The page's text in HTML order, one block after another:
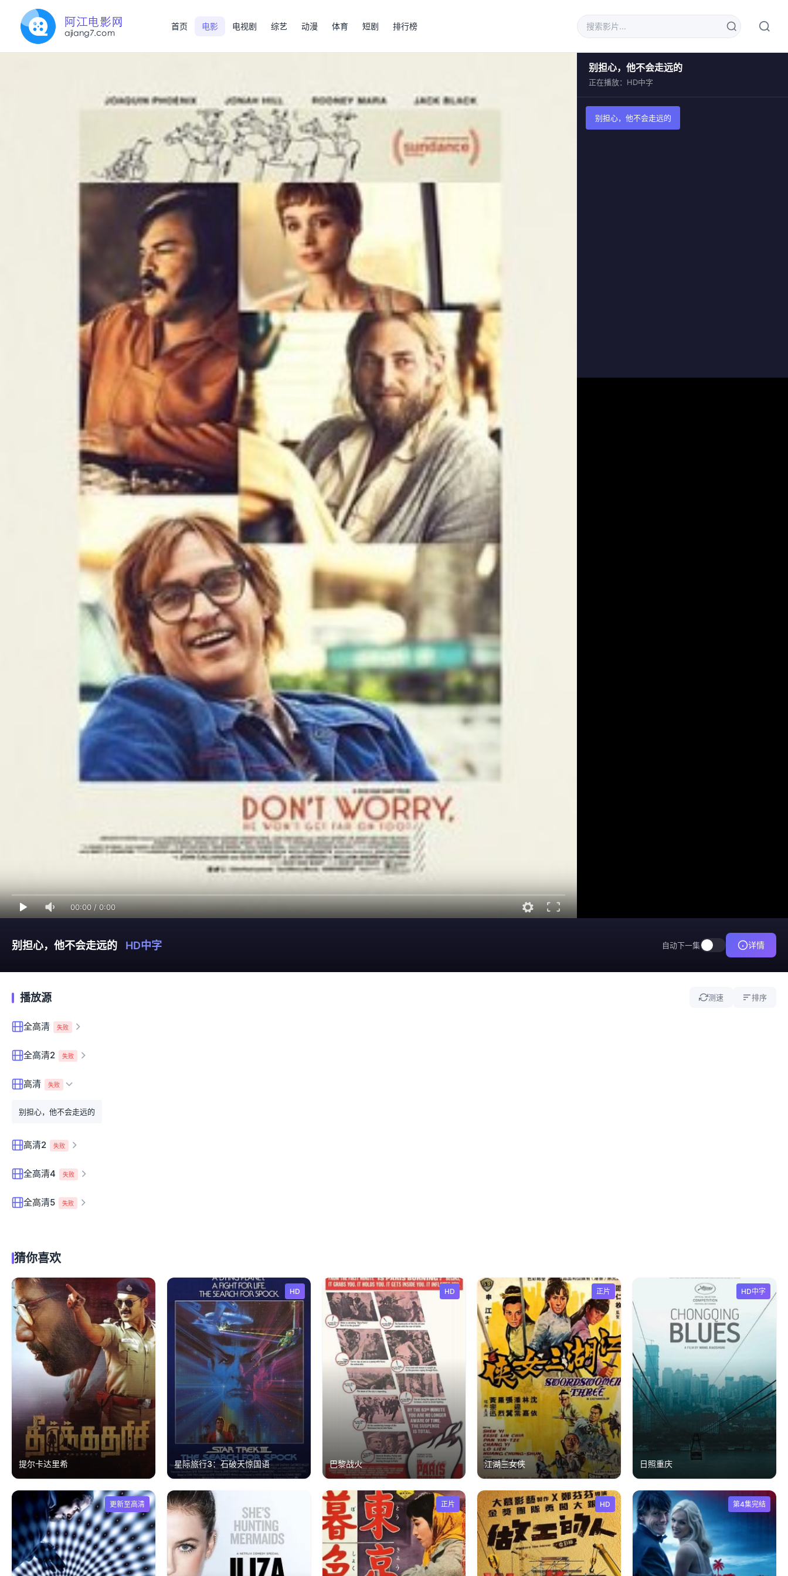
首页 电影 电视剧 综艺 动漫 体育 短剧 排行榜
00:00/ 0:00
别担心，他不会走远的
正在播放：HD中字
别担心，他不会走远的
别担心，他不会走远的 HD中字 自动下一集 详情
播放源 测速 排序
全高清 失败
全高清2 失败
高清 失败
别担心，他不会走远的
高清2 失败
全高清4 失败
全高清5 失败
猜你喜欢
提尔卡达里希
HD
星际旅行3：石破天惊国语
HD
巴黎战火
正片
江湖三女侠
HD中字
日照重庆
更新至高清 正片 HD 第4集完结